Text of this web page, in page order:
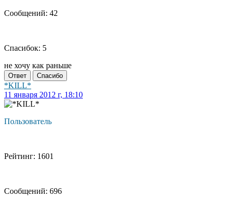
Сообщений: 42
Спасибок: 5
не хочу как раньше
Ответ Спасибо
*KILL*
11 января 2012 г, 18:10
Пользователь
Рейтинг: 1601
Сообщений: 696